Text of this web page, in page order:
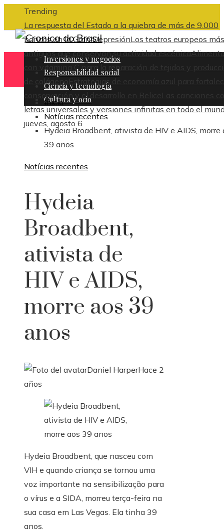
Trending
La respuesta del Estado a la quiebra de más de 9.000
bancos en la Gran DepresiónLos teatros europeos más
antiguos que conservan su actividad escénica
con vitamina C para la reparación de tejidos y
de colágeno Estrategias de economía azul para
conservación y el desarrollo en Belice Las canciones
letras universales y versiones infinitas en todo el
jueves, agosto 6
Inversiones y negocios
Responsabilidad social
Ciencia y tecnología
Cultura y ocio
Inicio
Notícias recentes
Hydeia Broadbent, ativista de HIV e AIDS, morre
39 anos
Notícias recentes
Hydeia
Broadbent,
ativista de
HIV e AIDS,
morre aos 39
anos
Daniel HarperHace 2
años
Hydeia Broadbent, que nasceu com
VIH e quando criança se tornou uma
voz importante na sensibilização para
o vírus e a SIDA, morreu terça-feira na
sua casa em Las Vegas. Ela tinha 39
anos.